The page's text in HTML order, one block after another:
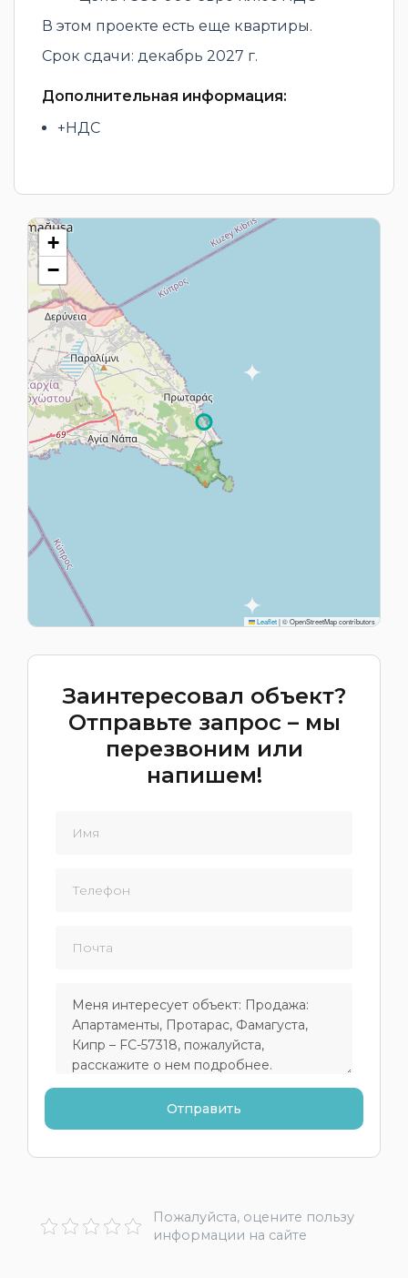
В этом проекте есть еще квартиры.
Срок сдачи: декабрь 2027 г.
Дополнительная информация:
+НДС
+
−
Leaflet|© OpenStreetMap contributors
Заинтересовал объект?
Отправьте запрос – мы
перезвоним или
напишем!
Пожалуйста, оцените пользу
информации на сайте